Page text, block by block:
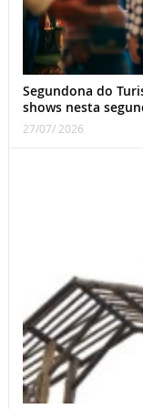
Segundona do
shows nesta
27/07/ 2026